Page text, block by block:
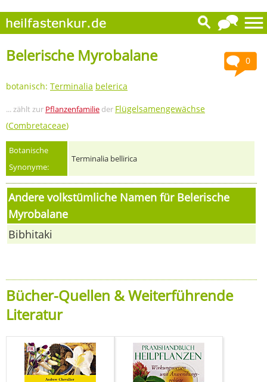
0
Belerische Myrobalane
botanisch: Terminalia belerica
... zählt zur Pflanzenfamilie der Flügelsamengewächse
(Combretaceae)
Botanische
Synonyme:
Terminalia bellirica
Andere volkstümliche Namen für Belerische
Myrobalane
Bibhitaki
Bücher-Quellen & Weiterführende
Literatur